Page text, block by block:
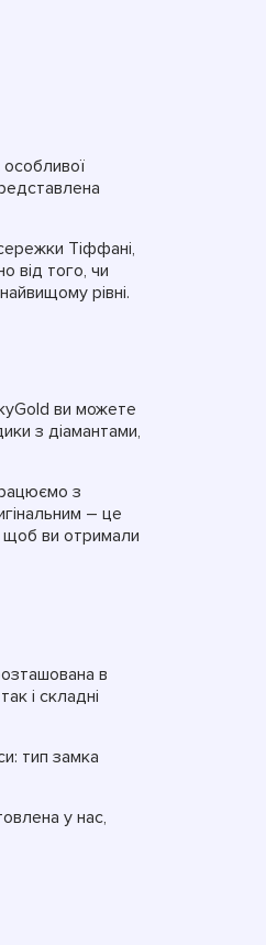
Тіффані,
від того, чи
рівні.
ви можете
з діамантами,
з
– це
щоб ви отримали
в
і складні
тип замка
у нас,